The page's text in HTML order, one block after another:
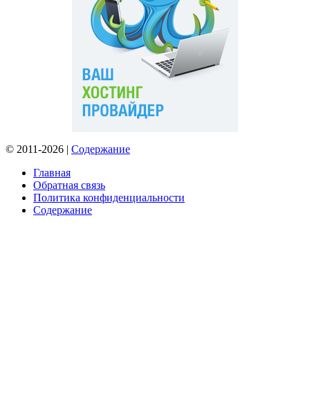
© 2011-2026 | Содержание
Главная
Обратная связь
Политика конфиденциальности
Содержание